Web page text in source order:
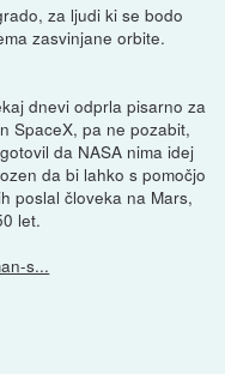
za ljudi ki se bodo
zasvinjane orbite.
dnevi odprla pisarno za
SpaceX, pa ne pozabit,
da NASA nima idej
da bi lahko s pomočjo
poslal človeka na Mars,
let.
s...